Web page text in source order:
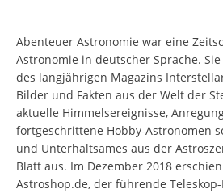
Abenteuer Astronomie war eine
Astronomie in deutscher Sprache.
des langjährigen Magazins
Bilder und Fakten aus der Welt der
aktuelle Himmelsereignisse,
fortgeschrittene Hobby-Astronomen
und Unterhaltsames aus der
Blatt aus. Im Dezember 2018
Astroshop.de, der führende